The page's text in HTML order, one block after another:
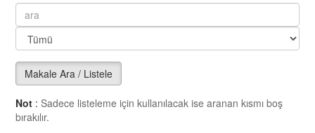
Makale Ara / Listele
Not : Sadece listeleme için kullanılacak ise aranan kısmı boş
bırakılır.